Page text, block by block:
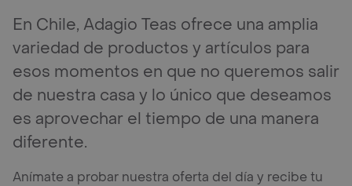
En Chile, Adagio Teas ofrece una amplia
variedad de productos y artículos para
esos momentos en que no queremos salir
de nuestra casa y lo único que deseamos
es aprovechar el tiempo de una manera
diferente.
Anímate a probar nuestra oferta del día y recibe tu